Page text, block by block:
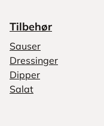
Tilbehør
Sauser
Dressinger
Dipper
Salat